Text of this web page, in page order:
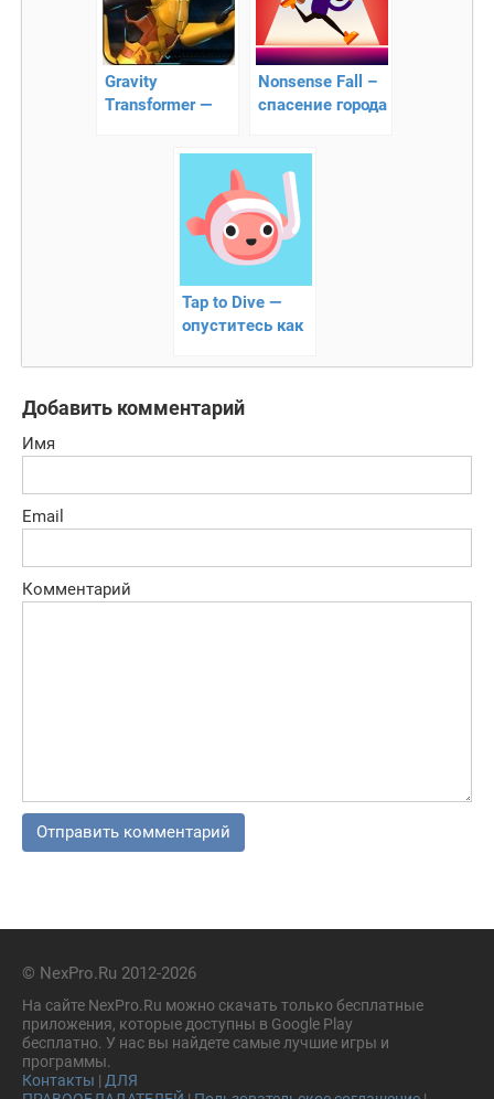
Gravity
Transformer —
Nonsense Fall –
спасение города
Tap to Dive —
опуститесь как
рыбку!
Добавить комментарий
Имя
Email
Комментарий
© NexPro.Ru 2012-2026
На сайте NexPro.Ru можно скачать только бесплатные
приложения, которые доступны в Google Play
бесплатно. У нас вы найдете самые лучшие игры и
программы.
Контакты | ДЛЯ